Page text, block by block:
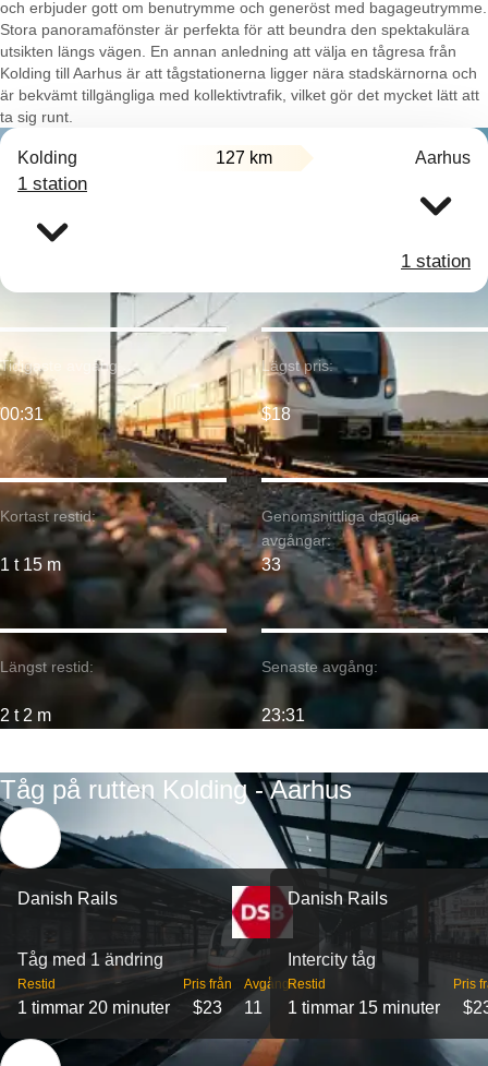
och erbjuder gott om benutrymme och generöst med bagageutrymme.
Stora panoramafönster är perfekta för att beundra den spektakulära
utsikten längs vägen. En annan anledning att välja en tågresa från
Kolding till Aarhus är att tågstationerna ligger nära stadskärnorna och
är bekvämt tillgängliga med kollektivtrafik, vilket gör det mycket lätt att
ta sig runt.
Kolding 127 km Aarhus
1 station
1 station
Kortast restid:
1 t 15 m
Tidigaste avgång:
00:31
Längst restid:
2 t 2 m
Lägst pris:
$18
Genomsnittliga dagliga
avgångar:
33
Senaste avgång:
23:31
Tåg på rutten Kolding - Aarhus
Danish Rails
Tåg med 1 ändring
Restid
1 timmar 20 minuter
Pris från
$23
Avgångar
11
Danish Rails
Intercity tåg
Restid
1 timmar 15 minuter
Pris